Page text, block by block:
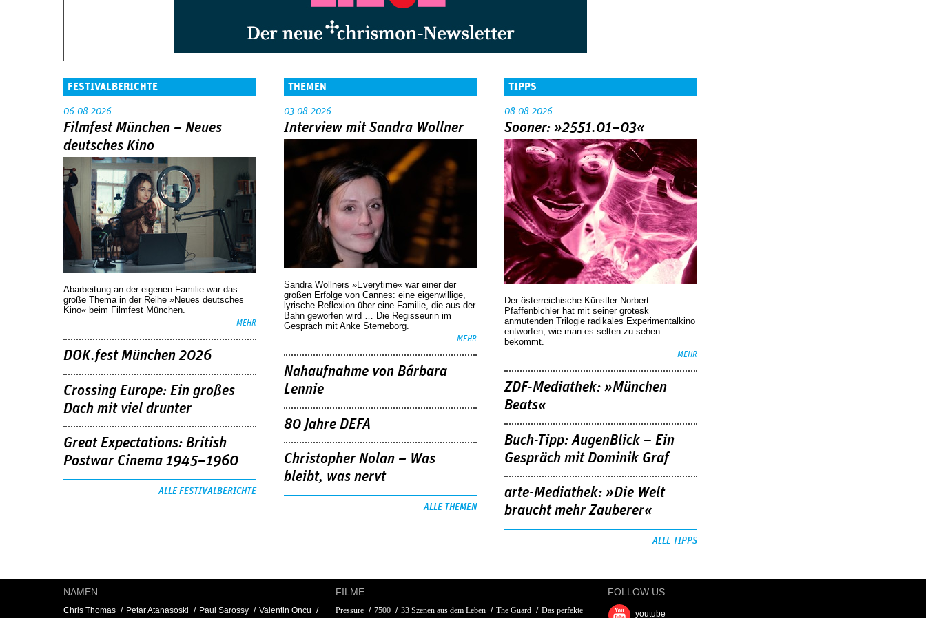
FESTIVALBERICHTE
06.08.2026
Filmfest München – Neues
deutsches Kino
Abarbeitung an der eigenen Familie war das
große Thema in der Reihe »Neues deutsches
Kino« beim Filmfest München.
MEHR
DOK.fest München 2026
Crossing Europe: Ein großes
Dach mit viel drunter
Great Expectations: British
Postwar Cinema 1945–1960
ALLE FESTIVALBERICHTE
THEMEN
03.08.2026
Interview mit Sandra Wollner
Sandra Wollners »Everytime« war einer der
großen Erfolge von Cannes: eine eigenwillige,
lyrische Reflexion über eine ­Familie, die aus der
Bahn geworfen wird … Die Regisseurin im
Gespräch mit Anke Sterneborg.
MEHR
Nahaufnahme von Bárbara
Lennie
80 Jahre DEFA
Christopher Nolan – Was
bleibt, was nervt
ALLE THEMEN
TIPPS
08.08.2026
Sooner: »2551.01–03«
Der österreichische Künstler Norbert
Pfaffenbichler hat mit seiner grotesk
anmutenden Trilogie radikales Experimentalkino
entworfen, wie man es selten zu sehen
bekommt.
MEHR
ZDF-Mediathek: »München
Beats«
Buch-Tipp: AugenBlick – Ein
Gespräch mit Dominik Graf
arte-Mediathek: »Die Welt
braucht mehr Zauberer«
ALLE TIPPS
NAMEN
Chris Thomas Petar Atanasoski Paul Sarossy Valentin Oncu
FILME
Pressure 7500 33 Szenen aus dem Leben The Guard Das perfekte
FOLLOW US
youtube